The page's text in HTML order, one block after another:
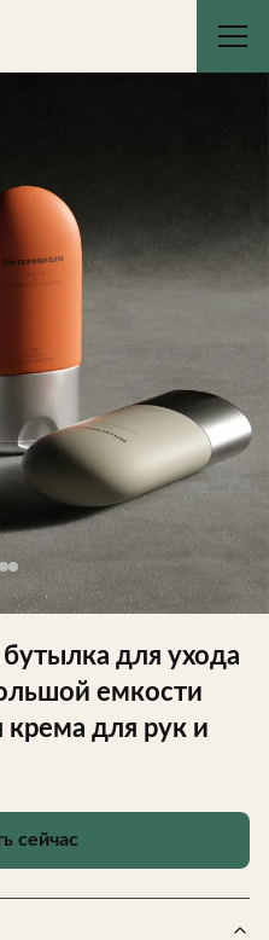
бутылка для ухода
емкости
для рук и
сейчас